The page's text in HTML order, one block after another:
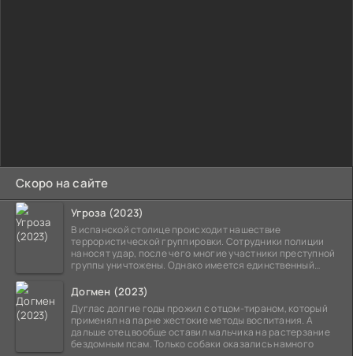
Скоро на сайте
Угроза (2023)
В испанской столице происходит нашествие
террористической группировки. Сотрудники полиции
наносят удар, после чего многие участники преступной
группы уничтожены. Однако имеется единственный
Догмен (2023)
Дуглас долгие годы прожил с отцом-тираном, который
применял на парне жестокие методы воспитания. А
дальше отец вообще оставил мальчика на растерзание
бездомным псам. Только собаки оказались намного